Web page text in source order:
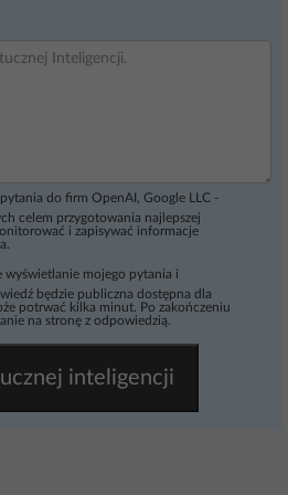
pytania do firm OpenAI, Google LLC -
celem przygotowania najlepszej
i zapisywać informacje
wyświetlanie mojego pytania i
będzie publiczna dostępna dla
potrwać kilka minut. Po zakończeniu
na stronę z odpowiedzią.
inteligencji